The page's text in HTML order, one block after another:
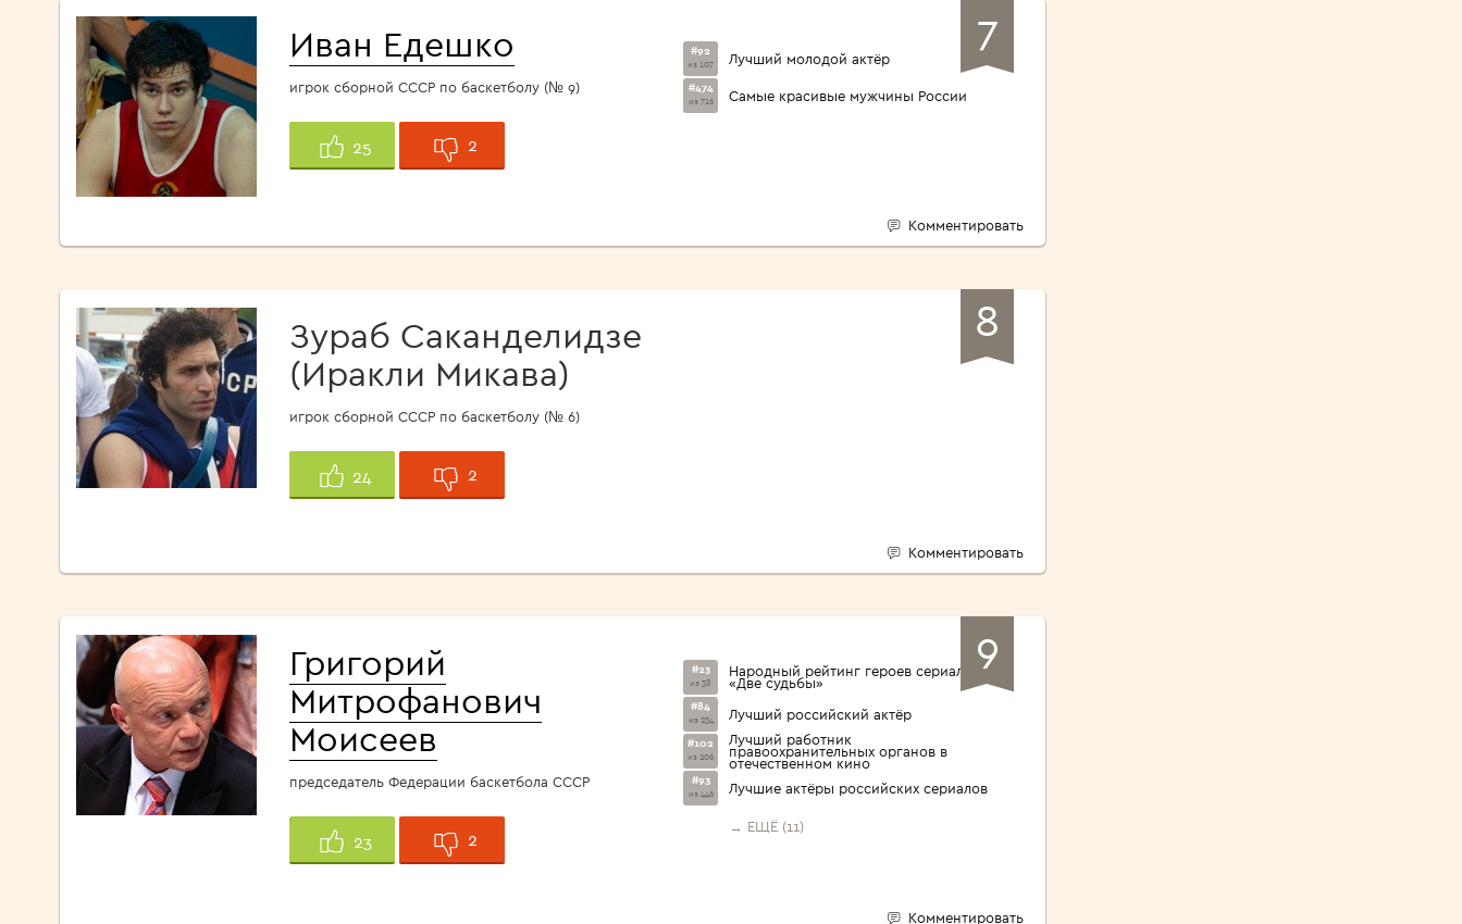
7
Иван Едешко
игрок сборной СССР по баскетболу (№ 9)
25 2
#92
из 107 Лучший молодой актёр
#474
из 716 Самые красивые мужчины России
Комментировать
8
Зураб Саканделидзе
(Иракли Микава)
игрок сборной СССР по баскетболу (№ 6)
24 2
Комментировать
9
Григорий
Митрофанович
Моисеев
председатель Федерации баскетбола СССР
23 2
#23
из 38
Народный рейтинг героев сериала
«Две судьбы»
#84
из 234 Лучший российский актёр
#102
из 206
Лучший работник
правоохранительных органов в
отечественном кино
#93
из 446 Лучшие актёры российских сериалов
→ ЕЩЁ (11)
Комментировать